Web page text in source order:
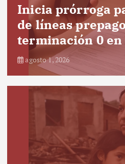
Inicia prórroga
de líneas
terminación 0 en
agosto 1, 2026